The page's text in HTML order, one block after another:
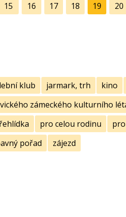
15
16
17
18
19
20
klub jarmark, trh kino
zámeckého kulturního
pro celou rodinu
pořad zájezd